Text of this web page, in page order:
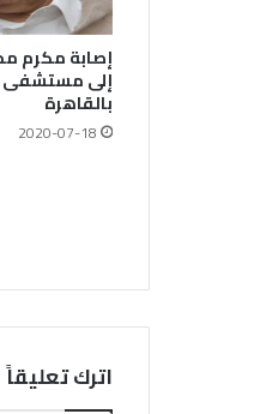
إصابة مكرم
إلى مستشفى
بالقاهرة
2020-07-18
اترك تعليقاً